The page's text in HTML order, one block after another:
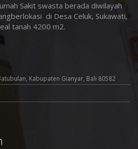
Sakit swasta berada diwilayah
di Desa Celuk, Sukawati,
tanah 4200 m2.
Kabupaten Gianyar, Bali 80582